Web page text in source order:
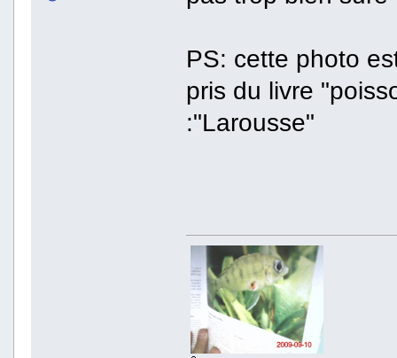
PS: cette photo
pris du livre
:"Larousse"